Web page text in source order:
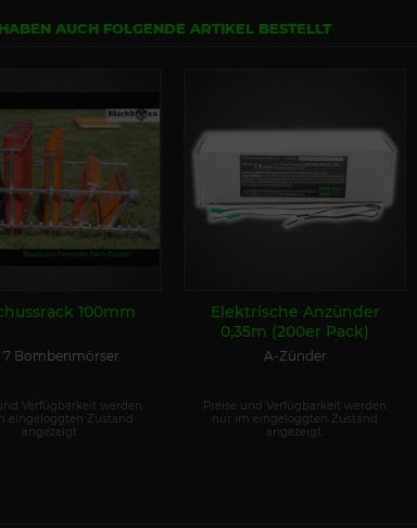
AUCH FOLGENDE ARTIKEL BESTELLT
100mm
7 Bombenmörser
Verfügbarkeit werden
eingeloggten Zustand
angezeigt.
Elektrische Anzünder
0,35m (200er Pack)
A-Zünder
Preise und Verfügbarkeit werden
nur im eingeloggten Zustand
angezeigt.